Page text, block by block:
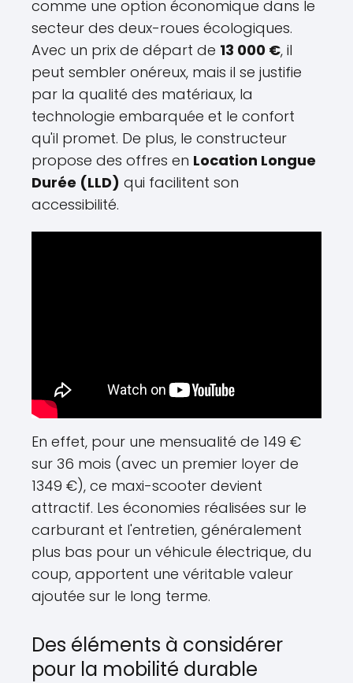
comme une option économique dans le
secteur des deux-roues écologiques.
Avec un prix de départ de 13 000 €, il
peut sembler onéreux, mais il se justifie
par la qualité des matériaux, la
technologie embarquée et le confort
qu'il promet. De plus, le constructeur
propose des offres en Location Longue
Durée (LLD) qui facilitent son
accessibilité.
En effet, pour une mensualité de 149 €
sur 36 mois (avec un premier loyer de
1349 €), ce maxi-scooter devient
attractif. Les économies réalisées sur le
carburant et l'entretien, généralement
plus bas pour un véhicule électrique, du
coup, apportent une véritable valeur
ajoutée sur le long terme.
Des éléments à considérer
pour la mobilité durable